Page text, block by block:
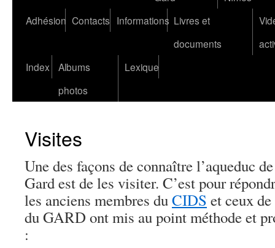
contenu
Adhésion Contacts Informations Livres et
documents
Index
Albums
photos
Lexique
Visites
Une des façons de connaître l’aqueduc
Gard est de les visiter. C’est pour
les anciens membres duCIDS et ceux
du GARD ont mis au point méthode et
: